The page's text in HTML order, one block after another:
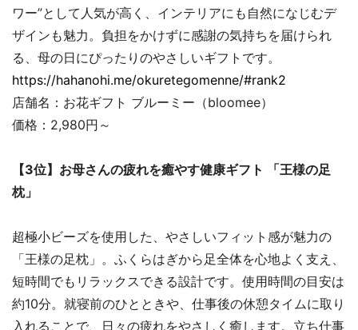
ワー”として人気が高く、インテリアにも自然になじむデ
ザインも魅力。負担をかけずに感謝の気持ちを届けられ
る、母の日にぴったりのやさしいギフトです。
https://hahanohi.me/okuretegomenne/#rank2
店舗名：お花ギフト ブルーミー（bloomee）
価格：2,980円～
【3位】お母さんの疲れを癒やす健康ギフト 「王様の足
枕」
超極小ビーズを使用した、やさしいフィット感が魅力の
「王様の足枕」。ふくらはぎから足全体を心地よく支え、
短時間でもリラックスできる設計です。使用時間の目安は
約10分。就寝前のひとときや、仕事後の休憩タイムに取り
入れることで、日々の疲れをやさしく癒します。立ち仕事